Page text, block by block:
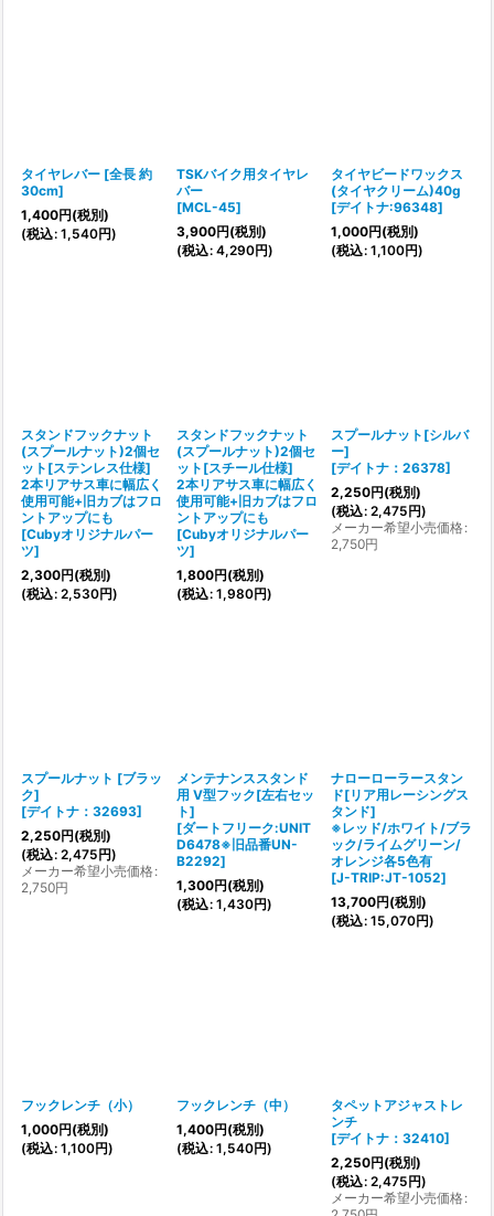
タイヤレバー [全長 約
30cm]
1,400円(税別)
(税込: 1,540円)
TSKバイク用タイヤレ
バー
[MCL-45]
3,900円(税別)
(税込: 4,290円)
タイヤビードワックス
(タイヤクリーム)40g
[デイトナ:96348]
1,000円(税別)
(税込: 1,100円)
スタンドフックナット
(スプールナット)2個セ
ット[ステンレス仕様]
2本リアサス車に幅広く
使用可能+旧カブはフロ
ントアップにも
[Cubyオリジナルパー
ツ]
2,300円(税別)
(税込: 2,530円)
スタンドフックナット
(スプールナット)2個セ
ット[スチール仕様]
2本リアサス車に幅広く
使用可能+旧カブはフロ
ントアップにも
[Cubyオリジナルパー
ツ]
1,800円(税別)
(税込: 1,980円)
スプールナット[シルバ
ー]
[デイトナ：26378]
2,250円(税別)
(税込: 2,475円)
メーカー希望小売価格:
2,750円
スプールナット [ブラッ
ク]
[デイトナ：32693]
2,250円(税別)
(税込: 2,475円)
メーカー希望小売価格:
2,750円
メンテナンススタンド
用 V型フック[左右セッ
ト]
[ダートフリーク:UNIT
D6478※旧品番UN-
B2292]
1,300円(税別)
(税込: 1,430円)
ナローローラースタン
ド[リア用レーシングス
タンド]
※レッド/ホワイト/ブラ
ック/ライムグリーン/
オレンジ各5色有
[J-TRIP:JT-1052]
13,700円(税別)
(税込: 15,070円)
フックレンチ（小）
1,000円(税別)
(税込: 1,100円)
フックレンチ（中）
1,400円(税別)
(税込: 1,540円)
タペットアジャストレ
ンチ
[デイトナ：32410]
2,250円(税別)
(税込: 2,475円)
メーカー希望小売価格: